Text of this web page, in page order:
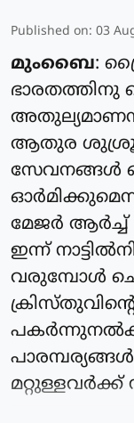
Published on: 03
മുംബൈ:
ഭാരതത്തിനു
ആതുര
സേവനങ്ങൾ
മേജർ ആർച്ച്
ഇന്ന്
വരുമ്പോൾ
മറ്റുള്ളവർക്ക്